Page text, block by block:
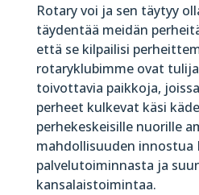
Rotary voi ja sen täytyy
täydentää meidän
että se kilpailisi
rotaryklubimme ovat
toivottavia paikkoja,
perheet kulkevat käsi
perhekeskeisille nuorille
mahdollisuuden innostua
palvelutoiminnasta ja
kansalaistoimintaa.